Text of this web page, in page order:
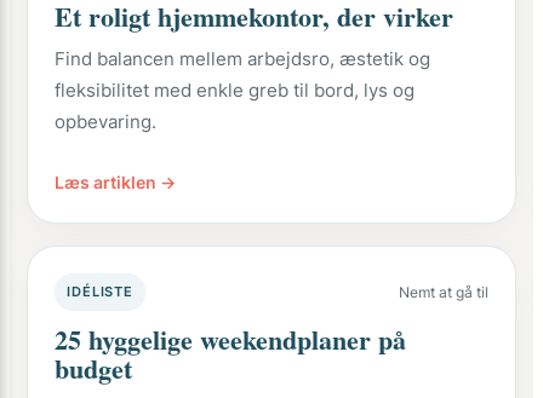
Et roligt hjemmekontor, der virker
Find balancen mellem arbejdsro, æstetik og
fleksibilitet med enkle greb til bord, lys og
opbevaring.
Læs artiklen →
IDÉLISTE Nemt at gå til
25 hyggelige weekendplaner på
budget